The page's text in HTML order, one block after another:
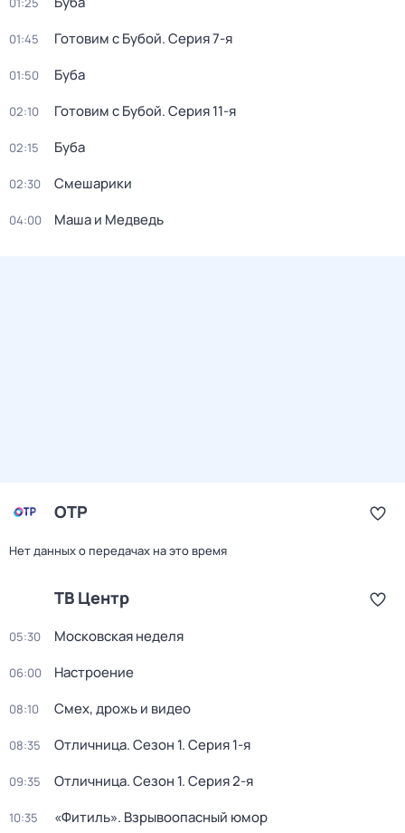
01:45 Готовим с Бубой. Серия 7-я
01:50 Буба
02:10 Готовим с Бубой. Серия 11-я
02:15 Буба
02:30 Смешарики
04:00 Маша и Медведь
ОТР
Нет данных о передачах на это время
ТВ Центр
05:30 Московская неделя
06:00 Настроение
08:10 Смех, дрожь и видео
08:35 Отличница. Сезон 1. Серия 1-я
09:35 Отличница. Сезон 1. Серия 2-я
10:35 «Фитиль». Взрывоопасный юмор